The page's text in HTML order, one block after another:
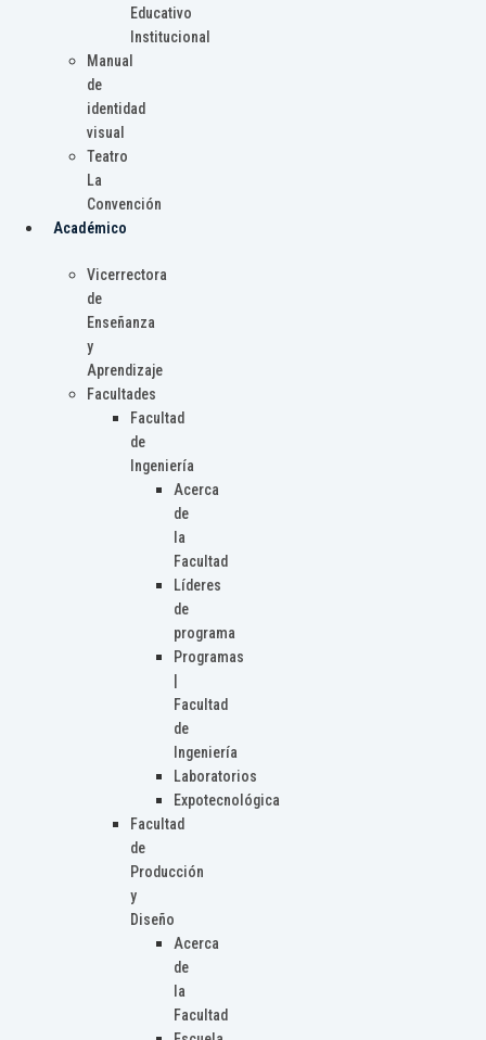
Educativo
Institucional
Manual
de
identidad
visual
Teatro
La
Convención
Académico
Vicerrectora
de
Enseñanza
y
Aprendizaje
Facultades
Facultad
de
Ingeniería
Acerca
de
la
Facultad
Líderes
de
programa
Programas
Facultad
de
Ingeniería
Laboratorios
Expotecnológica
Facultad
de
Producción
y
Diseño
Acerca
de
la
Facultad